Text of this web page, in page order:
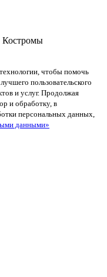
Костромы
чтобы помочь
пользовательского
и услуг. Продолжая
и обработку, в
персональных данных,
данными»